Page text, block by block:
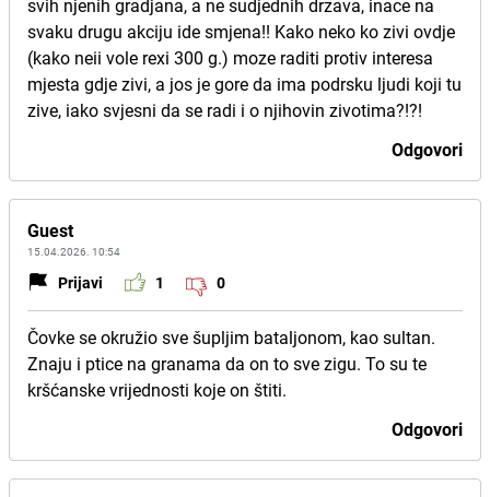
svih njenih gradjana, a ne sudjednih drzava, inace na
svaku drugu akciju ide smjena!! Kako neko ko zivi ovdje
(kako neii vole rexi 300 g.) moze raditi protiv interesa
mjesta gdje zivi, a jos je gore da ima podrsku ljudi koji tu
zive, iako svjesni da se radi i o njihovin zivotima?!?!
Odgovori
Guest
15.04.2026. 10:54
Prijavi 1 0
Čovke se okružio sve šupljim bataljonom, kao sultan.
Znaju i ptice na granama da on to sve zigu. To su te
kršćanske vrijednosti koje on štiti.
Odgovori